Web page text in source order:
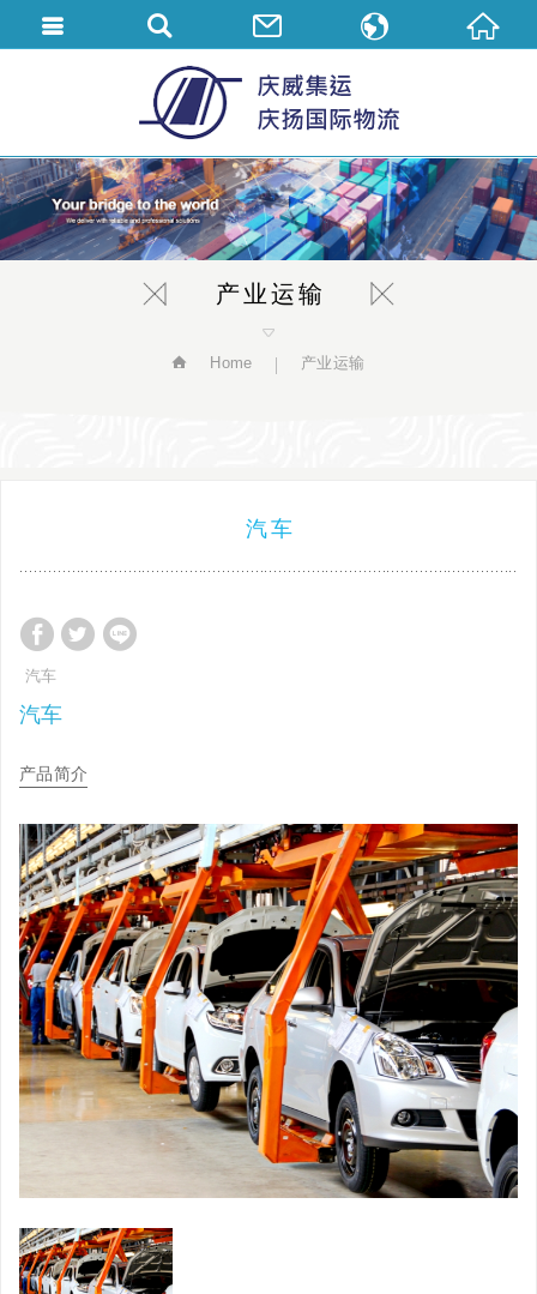
产业运输
Home 产业运输
汽车
汽车
汽车
产品简介
繁體中文
English
简体中文